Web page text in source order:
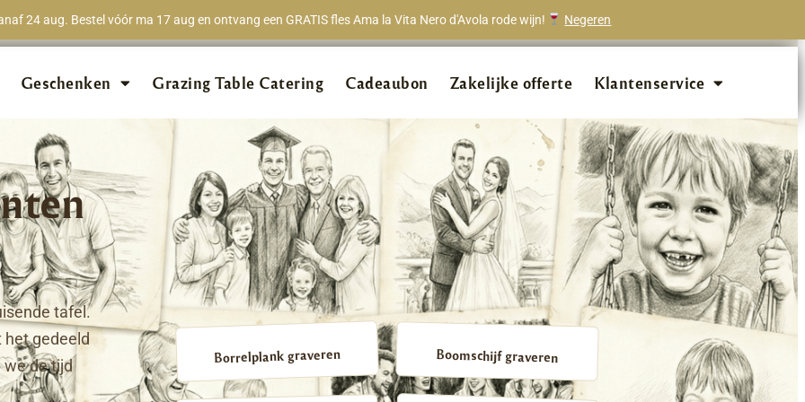
24 aug. Bestel vóór ma 17 aug en ontvang een GRATIS fles Ama la Vita Nero d'Avola rode wijn! Negeren
★★★★★98% van onze klanten beveelt ons aan!
Geschenken Grazing Table Catering Cadeaubon Zakelijke offerte Klantenservice
tafel.
gedeeld
we de tijd
Borrelplank graveren Boomschijf graveren